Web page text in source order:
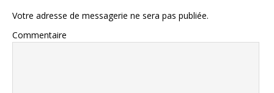
Votre adresse de messagerie ne sera pas publiée.
Commentaire